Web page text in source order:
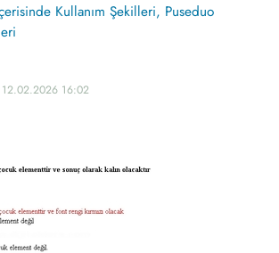
Kullanım Şekilleri, Puseduo
16:02